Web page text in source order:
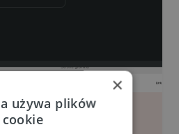
×
używa plików
cookie